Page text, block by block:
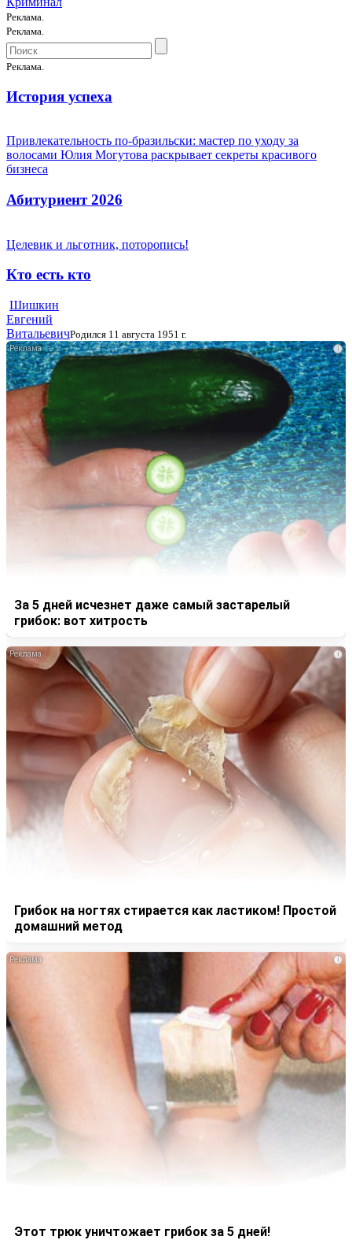
Реклама.
Реклама.
Реклама.
История успеха
Привлекательность по-бразильски: мастер по уходу за
волосами Юлия Могутова раскрывает секреты красивого
бизнеса
Абитуриент 2026
Целевик и льготник, поторопись!
Кто есть кто
Шишкин
Евгений
ВитальевичРодился 11 августа 1951 г.
i
За 5 дней исчезнет даже самый застарелый
грибок: вот хитрость
i
Грибок на ногтях стирается как ластиком! Простой
домашний метод
i
Этот трюк уничтожает грибок за 5 дней!